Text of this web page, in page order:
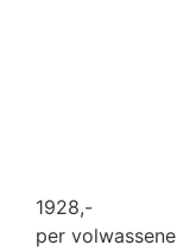
1928,-
per volwassene